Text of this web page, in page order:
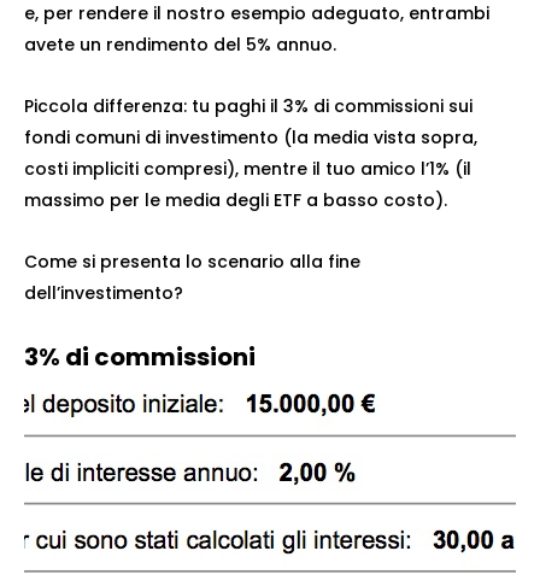
e, per rendere il nostro esempio adeguato, entrambi
avete un rendimento del 5% annuo.
Piccola differenza: tu paghi il 3% di commissioni sui
fondi comuni di investimento (la media vista sopra,
costi impliciti compresi), mentre il tuo amico l’1% (il
massimo per le media degli ETF a basso costo).
Come si presenta lo scenario alla fine
dell’investimento?
3% di commissioni